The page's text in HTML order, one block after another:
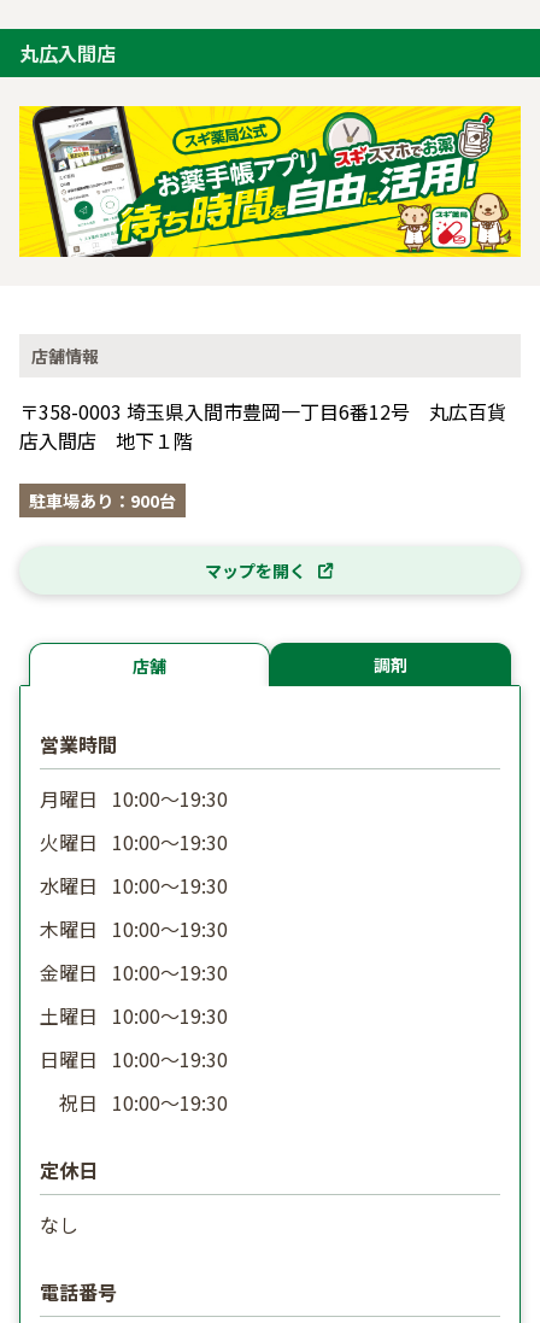
丸広入間店
店舗情報
〒358-0003 埼玉県入間市豊岡一丁目6番12号 丸広百貨
店入間店 地下１階
駐車場あり：900台
マップを開く
店舗 調剤
営業時間
月曜日
10:00〜19:30
火曜日
10:00〜19:30
水曜日
10:00〜19:30
木曜日
10:00〜19:30
金曜日
10:00〜19:30
土曜日
10:00〜19:30
日曜日
10:00〜19:30
祝日
10:00〜19:30
定休日
なし
電話番号